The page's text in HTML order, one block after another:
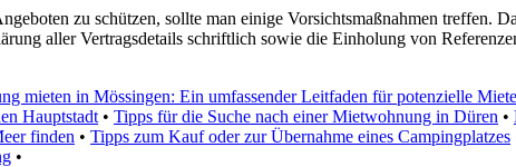
zu schützen, sollte man einige Vorsichtsmaßnahmen treffen.
aller Vertragsdetails schriftlich sowie die Einholung von
mieten in Mössingen: Ein umfassender Leitfaden für potenzielle
Hauptstadt • Tipps für die Suche nach einer Mietwohnung in Düren •
finden • Tipps zum Kauf oder zur Übernahme eines Campingplatzes
•